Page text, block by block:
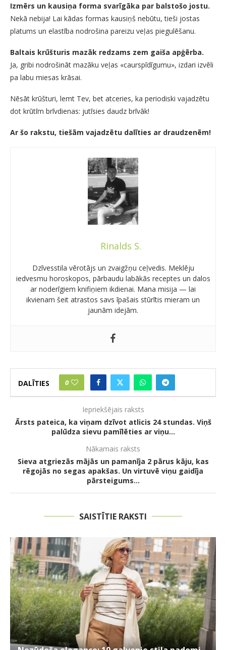
Izmērs un kausiņa forma svarīgāka par balstošo jostu.
Nekā nebija! Lai kādas formas kausiņš nebūtu, tieši jostas
platums un elastība nodrošina pareizu veļas piegulēšanu.
Baltais krūšturis mazāk redzams zem gaiša apģērba.
Ja, gribi nodrošināt mazāku veļas «caurspīdīgumu», izdari izvēli
pa labu miesas krāsai.
Nēsāt krūšturi, lemt Tev, bet atceries, ka periodiski vajadzētu
dot krūtīm brīvdienas: jutīsies daudz brīvāk!
Ar šo rakstu, tiešām vajadzētu dalīties ar draudzenēm!
Rinalds S.
Dzīvesstila vērotājs un zvaigžņu ceļvedis. Meklēju
iedvesmu horoskopos, pārbaudu labākās receptes un dalos
ar noderīgiem knifiņiem ikdienai. Mana misija — lai
ikvienam šeit atrastos savs īpašais stūrītis mieram un
jaunām idejām.
DALĪTIES 0
Iepriekšējais raksts
Ārsts pateica, ka viņam dzīvot atlicis 24 stundas. Viņš
palūdza sievu pamīlēties ar viņu…
Nākamais raksts
Sieva atgriezās mājās un pamanīja 2 pārus kāju, kas
rēgojās no segas apakšas. Un virtuvē viņu gaidīja
pārsteigums…
SAISTĪTIE RAKSTI